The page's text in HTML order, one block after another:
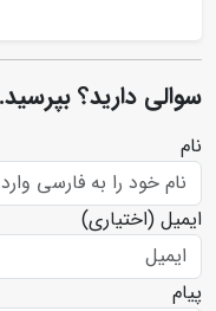
سوالی دارید؟
نام
ایمیل (اختیاری)
پیام